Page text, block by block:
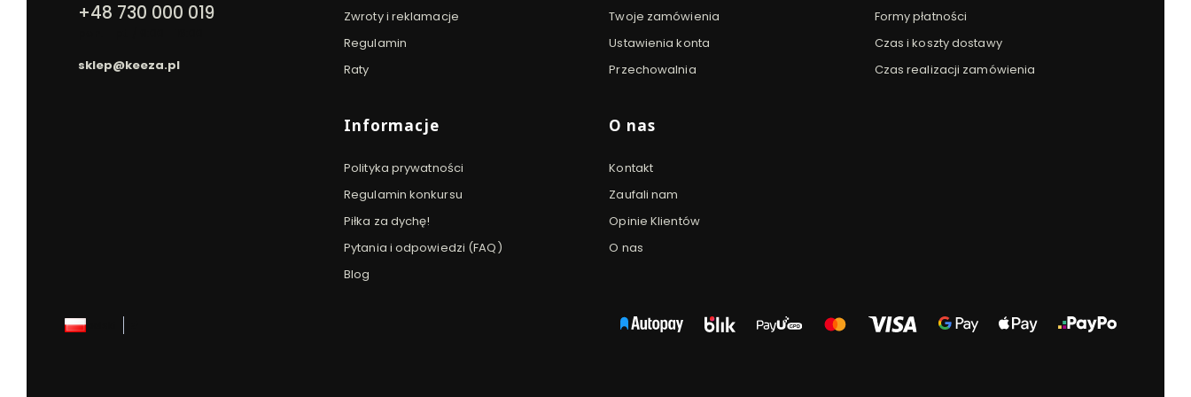
+48 730 000 019
sklep@keeza.pl
Zwroty i reklamacje
Regulamin
Raty
Twoje zamówienia
Ustawienia konta
Przechowalnia
Formy płatności
Czas i koszty dostawy
Czas realizacji zamówienia
Informacje
Polityka prywatności
Regulamin konkursu
Piłka za dychę!
Pytania i odpowiedzi (FAQ)
Blog
O nas
Kontakt
Zaufali nam
Opinie Klientów
O nas